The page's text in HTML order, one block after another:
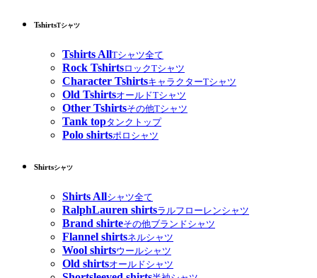
TshirtsTシャツ
Tshirts AllTシャツ全て
Rock TshirtsロックTシャツ
Character TshirtsキャラクターTシャツ
Old TshirtsオールドTシャツ
Other Tshirtsその他Tシャツ
Tank topタンクトップ
Polo shirtsポロシャツ
Shirtsシャツ
Shirts Allシャツ全て
RalphLauren shirtsラルフローレンシャツ
Brand shirteその他ブランドシャツ
Flannel shirtsネルシャツ
Wool shirtsウールシャツ
Old shirtsオールドシャツ